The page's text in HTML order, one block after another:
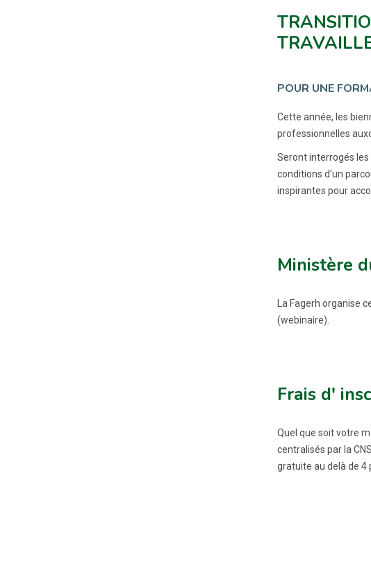
POUR UNE
Cette année, les
professionnelles
Seront interrogés
conditions d’un
inspirantes pour
Ministère
La Fagerh organise
(webinaire).
Frais d'
Quel que soit votre
centralisés par la
gratuite au delà de 4